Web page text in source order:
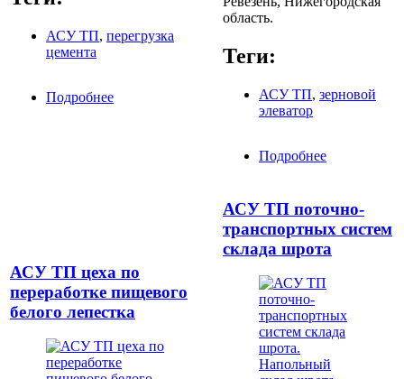
АСУ ТП, перегрузка
цемента
Подробнее о АСУ ТП перегрузки цемента
область.
Теги:
АСУ ТП, зерновой
элеватор
Подробнее
100 000
тонн
АСУ ТП цеха по
переработке пищевого
белого лепестка
АСУ ТП поточно-
транспортных систем
склада шрота